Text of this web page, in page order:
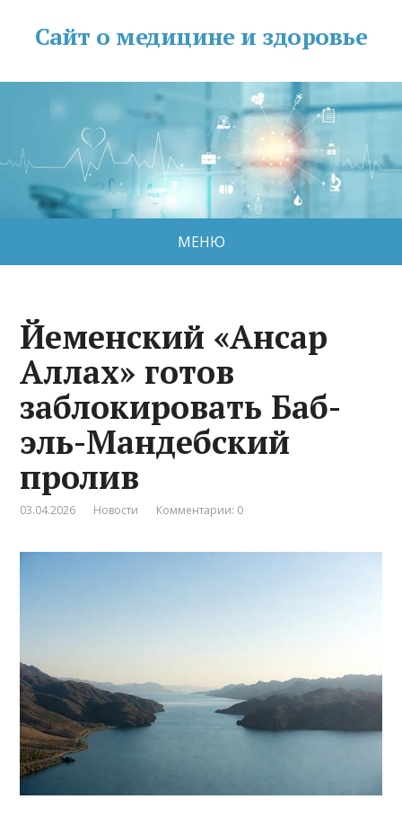
Сайт о медицине и здоровье
МЕНЮ
Йеменский «Ансар
Аллах» готов
заблокировать Баб-
эль-Мандебский
пролив
03.04.2026 Новости Комментарии: 0